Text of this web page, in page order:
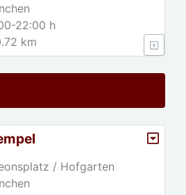
22:00 h
km
/ Hofgarten